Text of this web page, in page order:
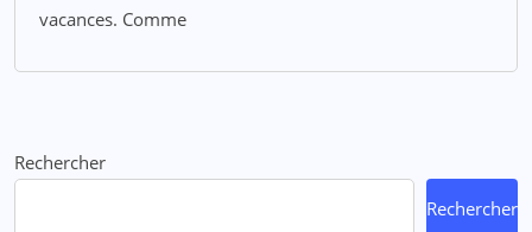
vacances. Comme
Rechercher
Rechercher